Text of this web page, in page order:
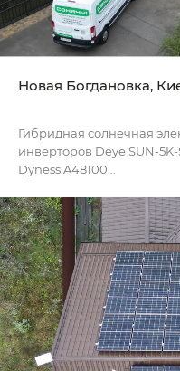
Новая Богдановка,
Гибридная солнечная
инверторов Deye SUN-
Dyness A48100...